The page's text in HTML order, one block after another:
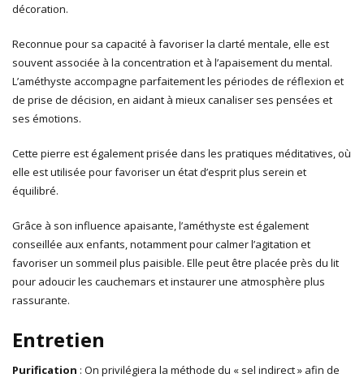
décoration.
Reconnue pour sa capacité à favoriser la clarté mentale, elle est
souvent associée à la concentration et à l’apaisement du mental.
L’améthyste accompagne parfaitement les périodes de réflexion et
de prise de décision, en aidant à mieux canaliser ses pensées et
ses émotions.
Cette pierre est également prisée dans les pratiques méditatives, où
elle est utilisée pour favoriser un état d’esprit plus serein et
équilibré.
Grâce à son influence apaisante, l’améthyste est également
conseillée aux enfants, notamment pour calmer l’agitation et
favoriser un sommeil plus paisible. Elle peut être placée près du lit
pour adoucir les cauchemars et instaurer une atmosphère plus
rassurante.
Entretien
Purification : On privilégiera la méthode du « sel indirect » afin de